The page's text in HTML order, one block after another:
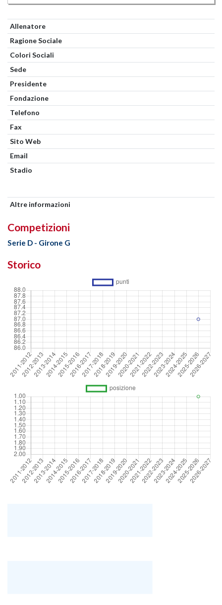
Allenatore
Ragione Sociale
Colori Sociali
Sede
Presidente
Fondazione
Telefono
Fax
Sito Web
Email
Stadio
Altre informazioni
Competizioni
Serie D - Girone G
Storico